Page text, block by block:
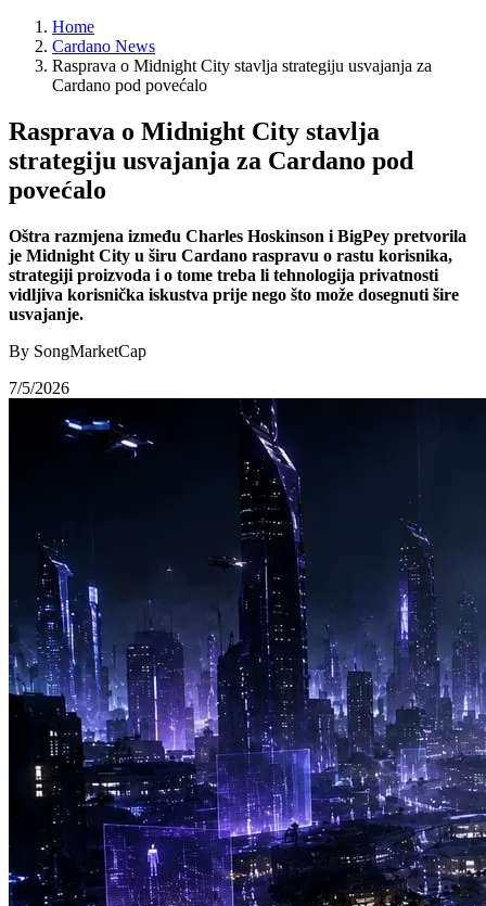
Home
Cardano News
Rasprava o Midnight City stavlja strategiju usvajanja za
Cardano pod povećalo
Rasprava o Midnight City stavlja
strategiju usvajanja za Cardano pod
povećalo
Oštra razmjena između Charles Hoskinson i BigPey pretvorila
je Midnight City u širu Cardano raspravu o rastu korisnika,
strategiji proizvoda i o tome treba li tehnologija privatnosti
vidljiva korisnička iskustva prije nego što može dosegnuti šire
usvajanje.
By SongMarketCap
7/5/2026